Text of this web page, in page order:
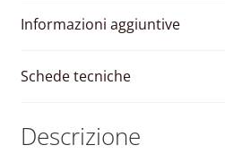
Informazioni aggiuntive
Schede tecniche
Descrizione